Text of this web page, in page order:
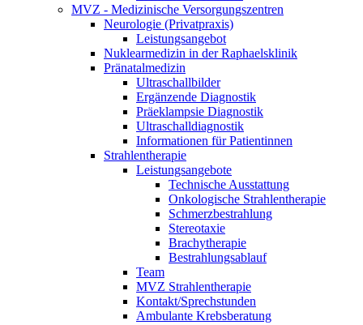
MVZ - Medizinische Versorgungszentren
Neurologie (Privatpraxis)
Leistungsangebot
Nuklearmedizin in der Raphaelsklinik
Pränatalmedizin
Ultraschallbilder
Ergänzende Diagnostik
Präeklampsie Diagnostik
Ultraschalldiagnostik
Informationen für Patientinnen
Strahlentherapie
Leistungsangebote
Technische Ausstattung
Onkologische Strahlentherapie
Schmerzbestrahlung
Stereotaxie
Brachytherapie
Bestrahlungsablauf
Team
MVZ Strahlentherapie
Kontakt/Sprechstunden
Ambulante Krebsberatung